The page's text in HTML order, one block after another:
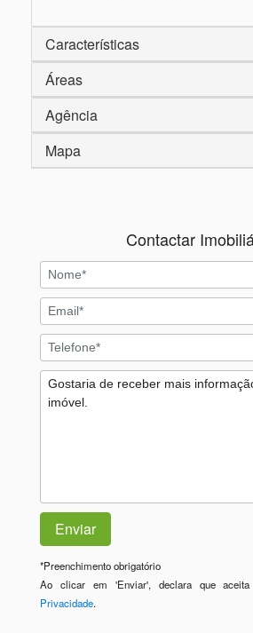
Características
Áreas
Agência
Mapa
Contactar
*Preenchimento obrigatório
Ao clicar em 'Enviar', declara que
Privacidade.